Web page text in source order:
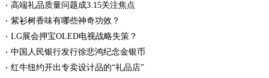
高端礼品质量问题成3.15关注焦点
紫衫树香味有哪些神奇功效？
LG展会押宝OLED电视战略失策？
中国人民银行发行徐悲鸿纪念金银币
红牛纽约开出专卖设计品的“礼品店”